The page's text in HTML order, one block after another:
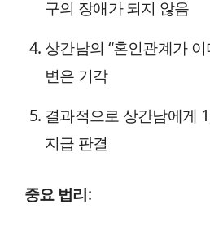
구의 장애가 되지 않음
상간남의 “혼인관계가
변은 기각
결과적으로 상간남에게
지급 판결
중요 법리: